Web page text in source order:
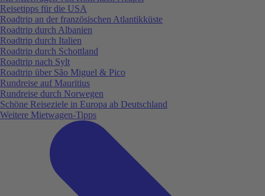
Reisetipps für die USA
Roadtrip an der französischen Atlantikküste
Roadtrip durch Albanien
Roadtrip durch Italien
Roadtrip durch Schottland
Roadtrip nach Sylt
Roadtrip über São Miguel & Pico
Rundreise auf Mauritius
Rundreise durch Norwegen
Schöne Reiseziele in Europa ab Deutschland
Weitere Mietwagen-Tipps